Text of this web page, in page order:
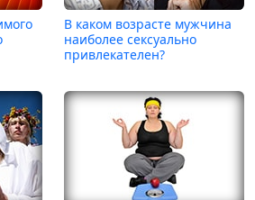
В каком возрасте мужчина
наиболее сексуально
привлекателен?